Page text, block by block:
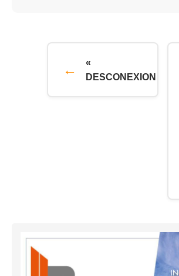
«
DESCONEXION